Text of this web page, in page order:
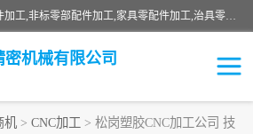
公司主要承接深圳精密零配件加工,非标零部配件加工,家具零配件加工,治具零配件加工,安徽精密零配件加工等各种各种精密机械加工，欢迎来来电咨询！
机械有限公司
机 > CNC加工 > 松岗塑胶CNC加工公司 技